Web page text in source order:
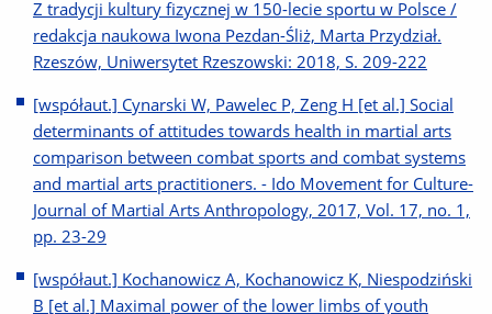
Z tradycji kultury fizycznej w 150-lecie sportu w Polsce /
redakcja naukowa Iwona Pezdan-Śliż, Marta Przydział.
Rzeszów, Uniwersytet Rzeszowski: 2018, S. 209-222
[współaut.] Cynarski W, Pawelec P, Zeng H [et al.] Social
determinants of attitudes towards health in martial arts
comparison between combat sports and combat systems
and martial arts practitioners. - Ido Movement for Culture-
Journal of Martial Arts Anthropology, 2017, Vol. 17, no. 1,
pp. 23-29
[współaut.] Kochanowicz A, Kochanowicz K, Niespodziński
B [et al.] Maximal power of the lower limbs of youth